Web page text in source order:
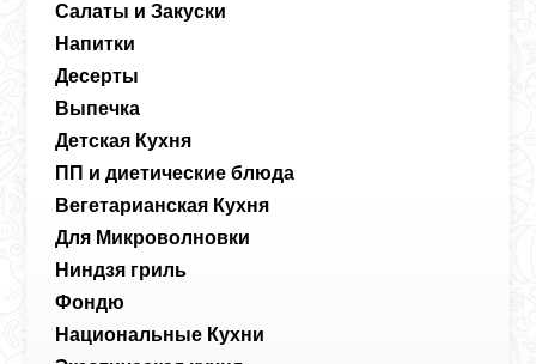
Салаты и Закуски
Напитки
Десерты
Выпечка
Детская Кухня
ПП и диетические блюда
Вегетарианская Кухня
Для Микроволновки
Ниндзя гриль
Фондю
Национальные Кухни